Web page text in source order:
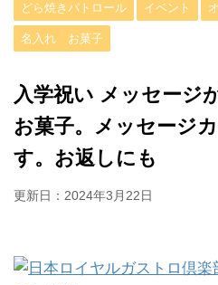
どら焼きパトロール イベント
名入れ お菓子
入学祝い メッセージ
お菓子。メッセージ
す。お返しにも
更新日： 2024年3月22日